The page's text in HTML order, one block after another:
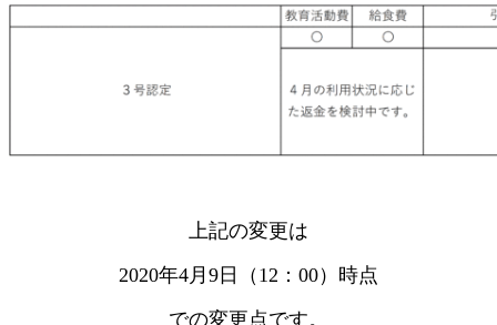
上記の変更は
2020年4月9日（12：00）時点
での変更点です。